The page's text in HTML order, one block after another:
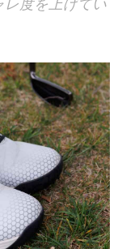
レ度を上げてい